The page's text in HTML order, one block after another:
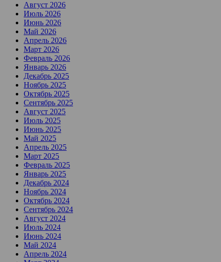
Август 2026
Июль 2026
Июнь 2026
Май 2026
Апрель 2026
Март 2026
Февраль 2026
Январь 2026
Декабрь 2025
Ноябрь 2025
Октябрь 2025
Сентябрь 2025
Август 2025
Июль 2025
Июнь 2025
Май 2025
Апрель 2025
Март 2025
Февраль 2025
Январь 2025
Декабрь 2024
Ноябрь 2024
Октябрь 2024
Сентябрь 2024
Август 2024
Июль 2024
Июнь 2024
Май 2024
Апрель 2024